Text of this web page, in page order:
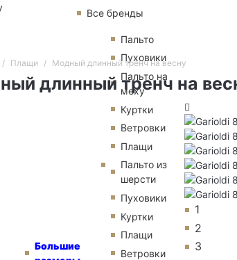
Все бренды
Большие
Пальто
Пуховики
Пальто на
меху
Куртки
Ветровки
Плащи
Пальто из
шерсти
Пуховики
Куртки
Плащи
Ветровки
Плащи Модный длинный тренч на весну
длинный тренч на
1
2
3